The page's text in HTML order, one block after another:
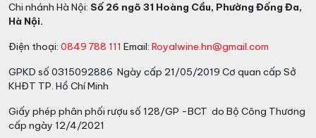
Chi nhánh Hà Nội: Số 26 ngõ 31 Hoàng Cầu, Phường Đống Đa,
Hà Nội.
Điện thoại: 0849 788 111 Email: Royalwine.hn@gmail.com
GPKD số 0315092886 Ngày cấp 21/05/2019 Cơ quan cấp Sở
KHĐT TP. Hồ Chí Minh
Giấy phép phân phối rượu số 128/GP -BCT do Bộ Công Thương
cấp ngày 12/4/2021